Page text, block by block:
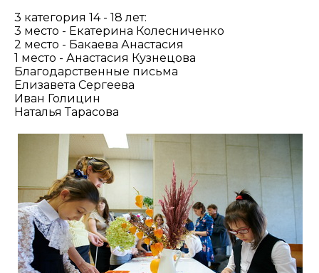
3 категория 14 - 18 лет:
3 место - Екатерина Колесниченко
2 место - Бакаева Анастасия
1 место - Анастасия Кузнецова
Благодарственные письма
Елизавета Сергеева
Иван Голицин
Наталья Тарасова